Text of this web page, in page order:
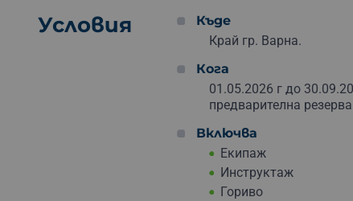
Условия
Къде
Край гр. Варна.
Кога
01.05.2026 г до
предварителна
Включва
Екипаж
Инструктаж
Гориво